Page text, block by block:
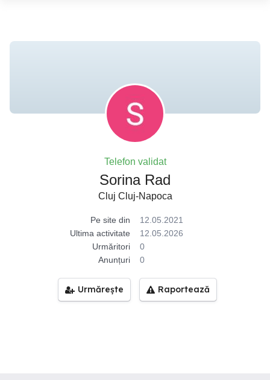
Telefon validat
Sorina Rad
Cluj Cluj-Napoca
Pe site din
12.05.2021
Ultima activitate
12.05.2026
Urmăritori
0
Anunțuri
0
Urmărește Raportează